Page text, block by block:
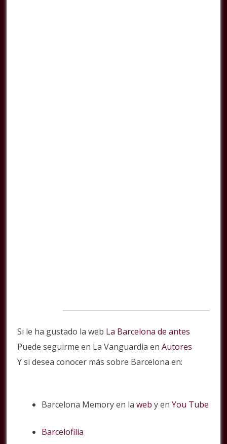
Si le ha gustado la web La Barcelona de antes
Puede seguirme en La Vanguardia enAutores
Y si desea conocer más sobre Barcelona en:
Barcelona Memory en laweb y enYou Tube
Barcelofilia